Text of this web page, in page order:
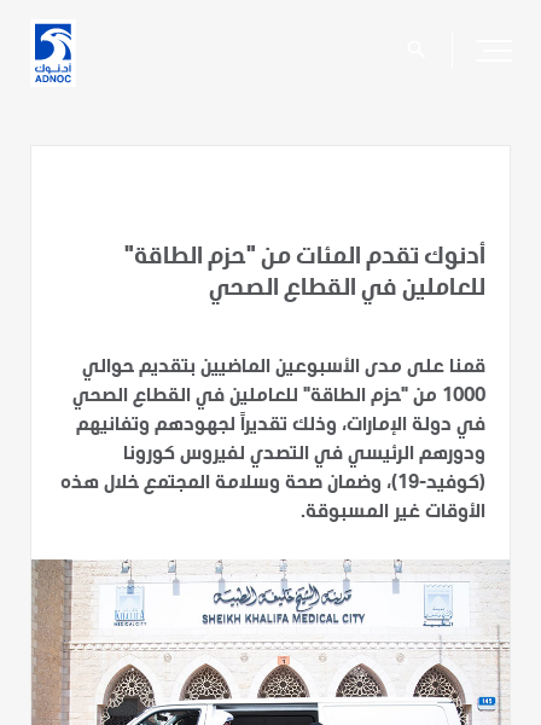
أدنوك تقدم المئات من "حزم الطاقة"
للعاملين في القطاع الصحي
قمنا على مدى الأسبوعين الماضيين بتقديم حوالي
1000 من "حزم الطاقة" للعاملين في القطاع الصحي
في دولة الإمارات، وذلك تقديراً لجهودهم وتفانيهم
ودورهم الرئيسي في التصدي لفيروس كورونا
(كوفيد-19)، وضمان صحة وسلامة المجتمع خلال هذه
الأوقات غير المسبوقة.